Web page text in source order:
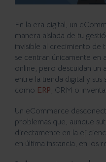
En la era digital, un
manera aislada de tu
invisible al crecimiento de
se centran únicamente
online, pero descuidan un
entre la tienda digital y sus
como ERP, CRM o
Un eCommerce
problemas que, aunque
directamente en la
en última instancia, en los